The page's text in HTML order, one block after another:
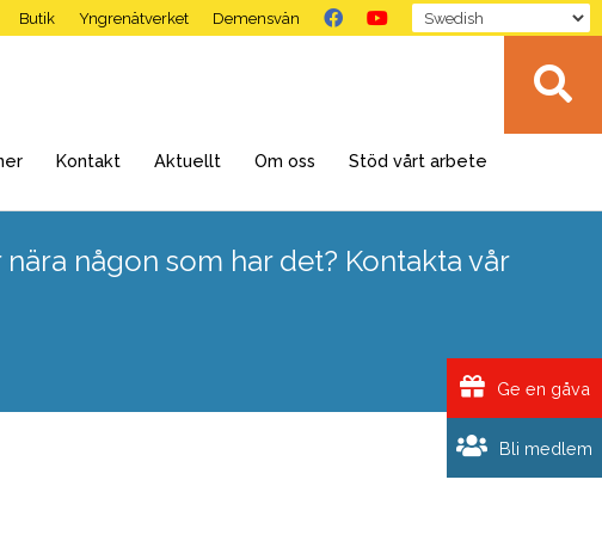
Butik Yngrenätverket Demensvän
Kontakt Aktuellt Om oss Stöd vårt arbete
någon som har det? Kontakta vår
Bli medlem
Ge en gåva